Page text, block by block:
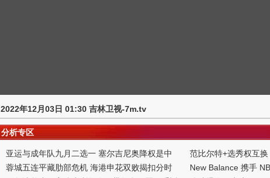
2022年12月03日 01:30 吉林卫视-7m.tv
分析专区
亚运与成年队九月二选一 塞尔吉尼奥降权是中
蓉城五连平藏肋部危机 海港申花双败揭扣分时
范比尔特+选秀权互
New Balance 携手